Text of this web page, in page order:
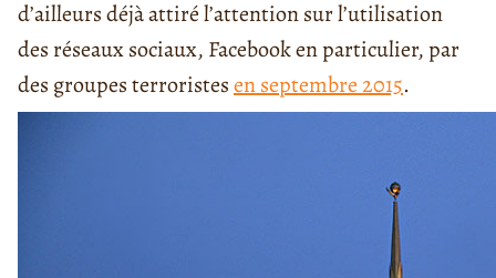
d’ailleurs déjà attiré l’attention sur l’utilisation
des réseaux sociaux, Facebook en particulier, par
des groupes terroristesen septembre 2015.